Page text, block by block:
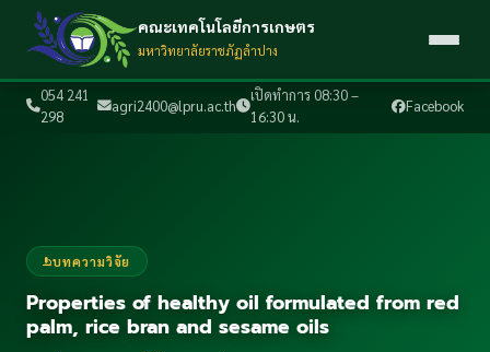
054 241
298
agri2400@lpru.ac.th
เปิดทำการ 08:30 –
16:30 น.
Facebook
คณะเทคโนโลยีการเกษตร
มหาวิทยาลัยราชภัฏลำปาง
บทความวิจัย
Properties of healthy oil formulated from red
palm, rice bran and sesame oils